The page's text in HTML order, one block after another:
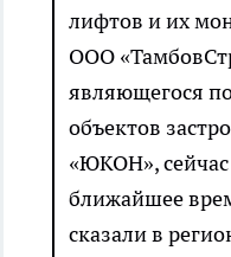
лифтов и их
ООО
являющегося
объектов
«ЮКОН», сейчас
ближайшее
сказали в